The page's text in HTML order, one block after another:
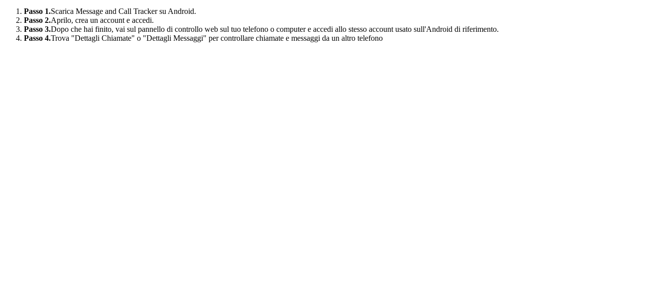
Passo 1.Scarica Message and Call Tracker su Android.
Passo 2.Aprilo, crea un account e accedi.
Passo 3.Dopo che hai finito, vai sul pannello di controllo web sul tuo telefono o computer e accedi allo stesso account usato sull'Android di riferimento.
Passo 4.Trova "Dettagli Chiamate" o "Dettagli Messaggi" per controllare chiamate e messaggi da un altro telefono